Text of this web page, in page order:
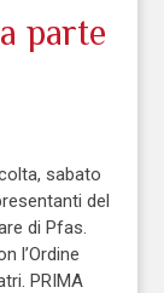
parte
sabato
del
di Pfas.
l’Ordine
PRIMA